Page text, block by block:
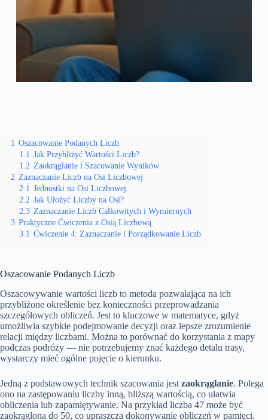
1 Oszacowanie Podanych Liczb
1.1 Jak Przybliżyć Wartości Liczb?
1.2 Zaokrąglanie i Szacowanie Wyników
2 Zaznaczanie Liczb na Osi Liczbowej
2.1 Jednostki na Osi Liczbowej
2.2 Jak Ułożyć Liczby na Osi?
2.3 Zaznaczanie Liczb Całkowitych i Wymiernych
3 Praktyczne Ćwiczenia z Osią Liczbową
3.1 Ćwiczenie 4: Zaznaczanie i Porządkowanie Liczb
Oszacowanie Podanych Liczb
Oszacowywanie wartości liczb to metoda pozwalająca na ich
przybliżone określenie bez konieczności przeprowadzania
szczegółowych obliczeń. Jest to kluczowe w matematyce, gdyż
umożliwia szybkie podejmowanie decyzji oraz lepsze zrozumienie
relacji między liczbami. Można to porównać do korzystania z mapy
podczas podróży — nie potrzebujemy znać każdego detalu trasy,
wystarczy mieć ogólne pojęcie o kierunku.
Jedną z podstawowych technik szacowania jest zaokrąglanie. Polega
ono na zastępowaniu liczby inną, bliższą wartością, co ułatwia
obliczenia lub zapamiętywanie. Na przykład liczba 47 może być
zaokrąglona do 50, co upraszcza dokonywanie obliczeń w pamięci.